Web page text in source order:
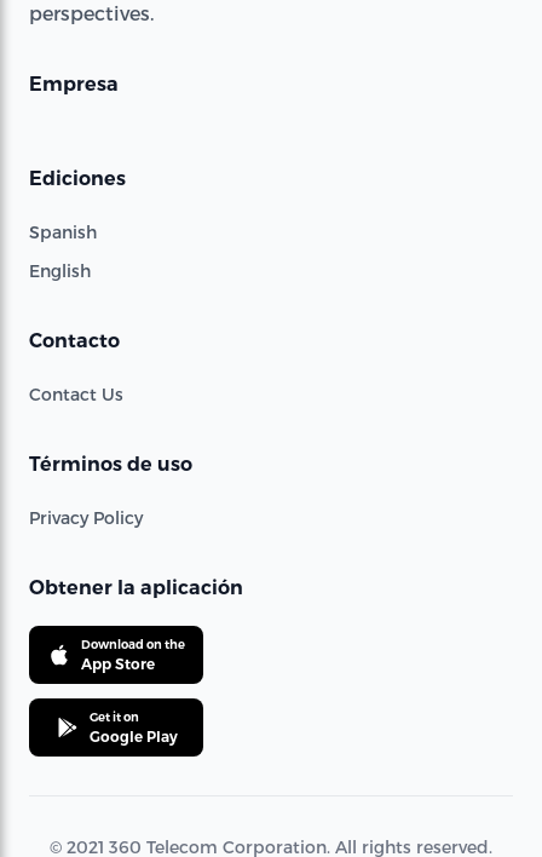
perspectives.
Empresa
Ediciones
Spanish
English
Contacto
Contact Us
Términos de uso
Privacy Policy
Obtener la aplicación
Download on the
App Store
Get it on
Google Play
© 2021 360 Telecom Corporation. All rights reserved.